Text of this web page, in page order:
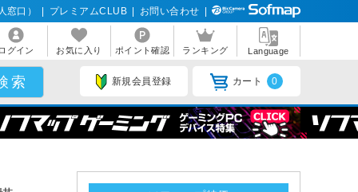
窓口） プレミアムCLUB お問い合わせ
ログイン お気に入り ポイント確認 ランキング Language
新規会員登録 カート 0